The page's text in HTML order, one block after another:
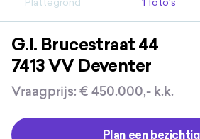
G.I. Brucestraat 44
7413 VV Deventer
Vraagprijs: € 450.000,- k.k.
Plan een